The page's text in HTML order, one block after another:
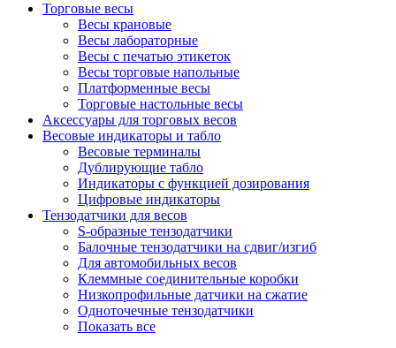
Торговые весы
Весы крановые
Весы лабораторные
Весы с печатью этикеток
Весы торговые напольные
Платформенные весы
Торговые настольные весы
Аксессуары для торговых весов
Весовые индикаторы и табло
Весовые терминалы
Дублирующие табло
Индикаторы с функцией дозирования
Цифровые индикаторы
Тензодатчики для весов
S-образные тензодатчики
Балочные тензодатчики на сдвиг/изгиб
Для автомобильных весов
Клеммные соединительные коробки
Низкопрофильные датчики на сжатие
Одноточечные тензодатчики
Показать все